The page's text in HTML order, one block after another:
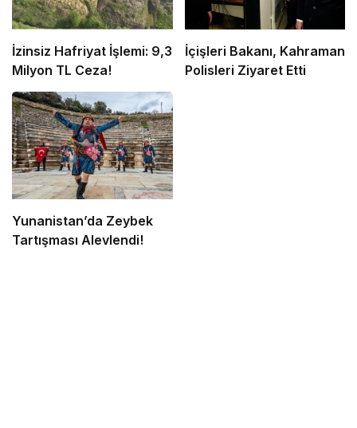
İzinsiz Hafriyat İşlemi: 9,3
Milyon TL Ceza!
İçişleri Bakanı, Kahraman
Polisleri Ziyaret Etti
Yunanistan’da Zeybek
Tartışması Alevlendi!